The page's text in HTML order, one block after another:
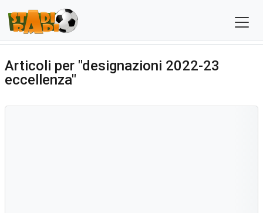
Articoli per "designazioni 2022-23
eccellenza"